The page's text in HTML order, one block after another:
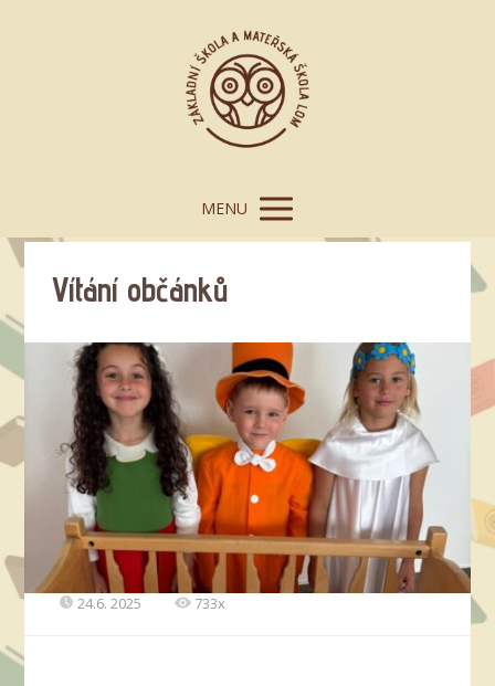
MENU
Vítání občánků
24.6. 2025 733x